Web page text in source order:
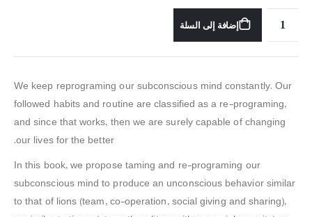
إضافة إلى السلة
We keep reprograming our subconscious mind constantly. Our
followed habits and routine are classified as a re-programing,
and since that works, then we are surely capable of changing
our lives for the better.
In this book, we propose taming and re-programing our
subconscious mind to produce an unconscious behavior similar
to that of lions (team, co-operation, social giving and sharing),